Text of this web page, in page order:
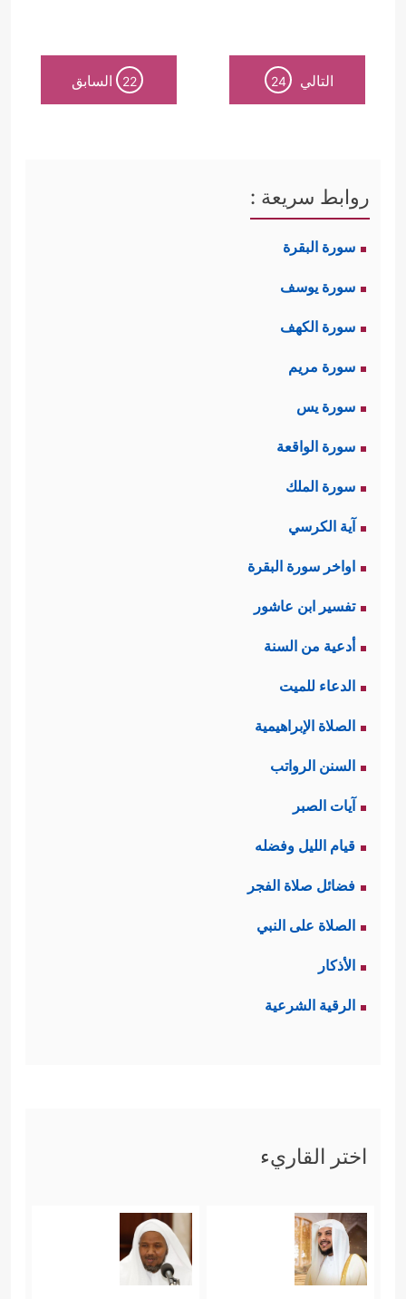
التالي 24
22 السابق
روابط سريعة :
سورة البقرة
سورة يوسف
سورة الكهف
سورة مريم
سورة يس
سورة الواقعة
سورة الملك
آية الكرسي
اواخر سورة البقرة
تفسير ابن عاشور
أدعية من السنة
الدعاء للميت
الصلاة الإبراهيمية
السنن الرواتب
آيات الصبر
قيام الليل وفضله
فضائل صلاة الفجر
الصلاة على النبي
الأذكار
الرقية الشرعية
اختر القاريء